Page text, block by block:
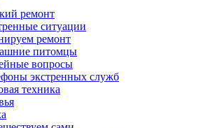
ремонт
ситуации
ремонт
питомцы
вопросы
экстренных служб
техника